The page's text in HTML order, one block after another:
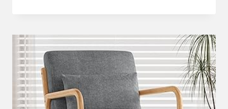
MIT
ARMLEHNEN,
LOUNGESESSEL
MIT
METALLRAHMEN,